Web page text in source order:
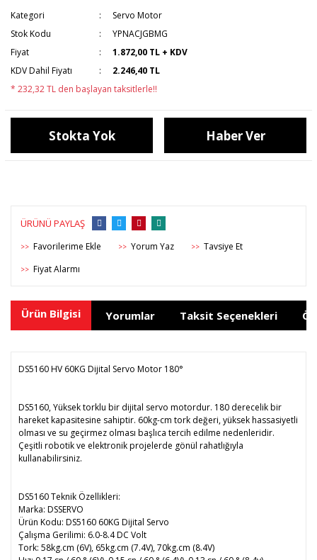
Kategori
Servo Motor
Stok Kodu
YPNACJGBMG
Fiyat
1.872,00 TL + KDV
KDV Dahil Fiyatı
2.246,40 TL
* 232,32 TL den başlayan taksitlerle!!
Stokta Yok Haber Ver
ÜRÜNÜ PAYLAŞ
>> >> Yorum Yaz >> Tavsiye Et
>> Fiyat Alarmı
Ürün Bilgisi Yorumlar Taksit Seçenekleri
DS5160 HV 60KG Dijital Servo Motor 180°
DS5160, Yüksek torklu bir dijital servo motordur. 180 derecelik bir
hareket kapasitesine sahiptir. 60kg-cm tork değeri, yüksek hassasiyetli
olması ve su geçirmez olması başlıca tercih edilme nedenleridir.
Çeşitli robotik ve elektronik projelerde gönül rahatlığıyla
kullanabilirsiniz.
DS5160 Teknik Özellikleri:
Marka: DSSERVO
Ürün Kodu: DS5160 60KG Dijital Servo
Çalışma Gerilimi: 6.0-8.4 DC Volt
Tork: 58kg.cm (6V), 65kg.cm (7.4V), 70kg.cm (8.4V)